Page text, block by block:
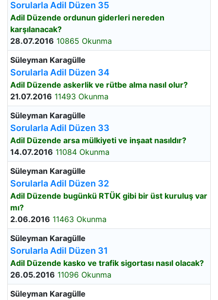
Sorularla Adil Düzen 35
Adil Düzende ordunun giderleri nereden
karşılanacak?
28.07.2016 10865 Okunma
Süleyman Karagülle
Sorularla Adil Düzen 34
Adil Düzende askerlik ve rütbe alma nasıl olur?
21.07.2016 11493 Okunma
Süleyman Karagülle
Sorularla Adil Düzen 33
Adil Düzende arsa mülkiyeti ve inşaat nasıldır?
14.07.2016 11084 Okunma
Süleyman Karagülle
Sorularla Adil Düzen 32
Adil Düzende bugünkü RTÜK gibi bir üst kuruluş var
mı?
2.06.2016 11463 Okunma
Süleyman Karagülle
Sorularla Adil Düzen 31
Adil Düzende kasko ve trafik sigortası nasıl olacak?
26.05.2016 11096 Okunma
Süleyman Karagülle